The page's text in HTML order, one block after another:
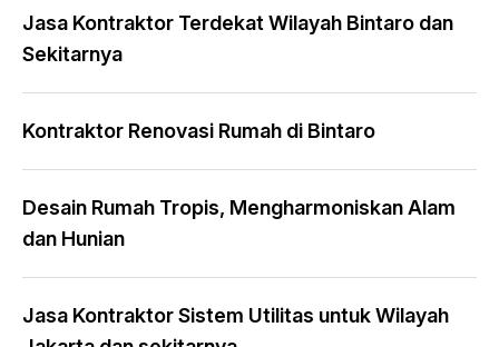
Jasa Kontraktor Terdekat Wilayah Bintaro dan
Sekitarnya
Kontraktor Renovasi Rumah di Bintaro
Desain Rumah Tropis, Mengharmoniskan Alam
dan Hunian
Jasa Kontraktor Sistem Utilitas untuk Wilayah